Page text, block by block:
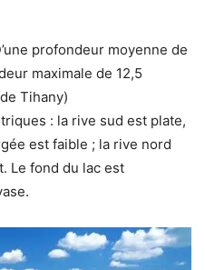
profondeur moyenne de
maximale de 12,5
Tihany)
: la rive sud est plate,
est faible ; la rive nord
Le fond du lac est